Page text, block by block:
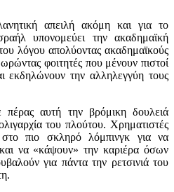
απειλή ακόμη και για το
υπονομεύει την ακαδημαϊκή
λόγου απολύοντας ακαδημαϊκούς
φοιτητές που μένουν πιστοί
εκδηλώνουν την αλληλεγγύη τους
αυτή την βρόμικη δουλειά
του πλούτου. Χρηματιστές
στο πιο σκληρό λόμπινγκ για να
να «κάψουν» την καριέρα όσων
για πάντα την ρετσινιά του